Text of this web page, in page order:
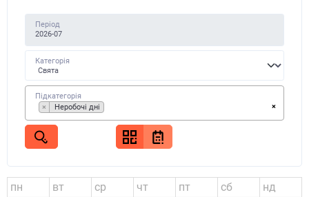
Період
Категорія
Підкатегорія
×
× Неробочі дні
пн вт ср чт пт сб нд